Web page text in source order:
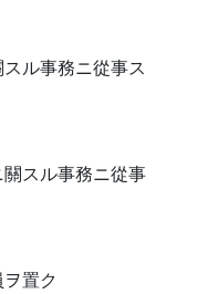
ル事務ニ從事ス
スル事務ニ從事
置ク